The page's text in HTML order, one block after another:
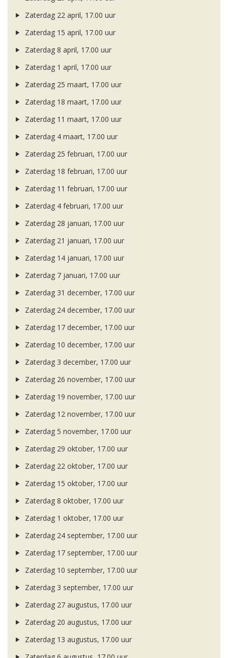
Zaterdag 22 april, 17.00 uur
Zaterdag 15 april, 17.00 uur
Zaterdag 8 april, 17.00 uur
Zaterdag 1 april, 17.00 uur
Zaterdag 25 maart, 17.00 uur
Zaterdag 18 maart, 17.00 uur
Zaterdag 11 maart, 17.00 uur
Zaterdag 4 maart, 17.00 uur
Zaterdag 25 februari, 17.00 uur
Zaterdag 18 februari, 17.00 uur
Zaterdag 11 februari, 17.00 uur
Zaterdag 4 februari, 17.00 uur
Zaterdag 28 januari, 17.00 uur
Zaterdag 21 januari, 17.00 uur
Zaterdag 14 januari, 17.00 uur
Zaterdag 7 januari, 17.00 uur
Zaterdag 31 december, 17.00 uur
Zaterdag 24 december, 17.00 uur
Zaterdag 17 december, 17.00 uur
Zaterdag 10 december, 17.00 uur
Zaterdag 3 december, 17.00 uur
Zaterdag 26 november, 17.00 uur
Zaterdag 19 november, 17.00 uur
Zaterdag 12 november, 17.00 uur
Zaterdag 5 november, 17.00 uur
Zaterdag 29 oktober, 17.00 uur
Zaterdag 22 oktober, 17.00 uur
Zaterdag 15 oktober, 17.00 uur
Zaterdag 8 oktober, 17.00 uur
Zaterdag 1 oktober, 17.00 uur
Zaterdag 24 september, 17.00 uur
Zaterdag 17 september, 17.00 uur
Zaterdag 10 september, 17.00 uur
Zaterdag 3 september, 17.00 uur
Zaterdag 27 augustus, 17.00 uur
Zaterdag 20 augustus, 17.00 uur
Zaterdag 13 augustus, 17.00 uur